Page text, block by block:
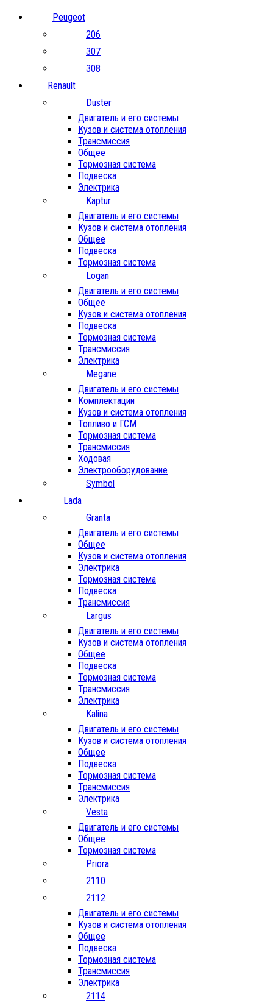
Peugeot
206
307
308
Renault
Duster
Двигатель и его системы
Кузов и система отопления
Трансмиссия
Общее
Тормозная система
Подвеска
Электрика
Kaptur
Двигатель и его системы
Кузов и система отопления
Общее
Подвеска
Тормозная система
Logan
Двигатель и его системы
Общее
Кузов и система отопления
Подвеска
Тормозная система
Трансмиссия
Электрика
Megane
Двигатель и его системы
Комплектации
Кузов и система отопления
Топливо и ГСМ
Тормозная система
Трансмиссия
Ходовая
Электрооборудование
Symbol
Lada
Granta
Двигатель и его системы
Общее
Кузов и система отопления
Электрика
Тормозная система
Подвеска
Трансмиссия
Largus
Двигатель и его системы
Кузов и система отопления
Общее
Подвеска
Тормозная система
Трансмиссия
Электрика
Kalina
Двигатель и его системы
Кузов и система отопления
Общее
Подвеска
Тормозная система
Трансмиссия
Электрика
Vesta
Двигатель и его системы
Общее
Тормозная система
Priora
2110
2112
Двигатель и его системы
Кузов и система отопления
Общее
Подвеска
Тормозная система
Трансмиссия
Электрика
2114